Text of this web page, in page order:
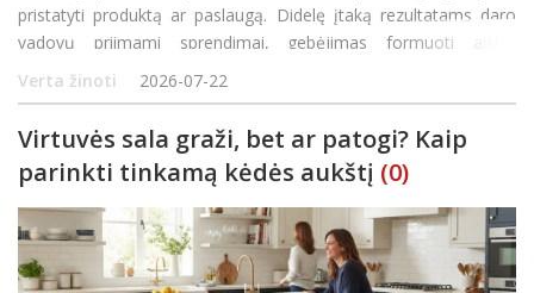
pristatyti produktą ar paslaugą. Didelę įtaką rezultatams daro
vadovų priimami sprendimai, gebėjimas formuoti aiškią
pardavimo strategiją, stebėti komandos veiklą ir laiku spręsti
kylančias problemas. Net stipri pardavimų komanda gal
Verta žinoti 2026-07-22
Virtuvės sala graži, bet ar patogi? Kaip
parinkti tinkamą kėdės aukštį (0)